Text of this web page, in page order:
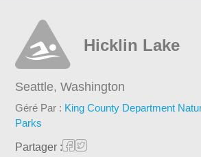
Hicklin Lake
Seattle,Washington
Géré Par : King County Department
Parks
Partager :